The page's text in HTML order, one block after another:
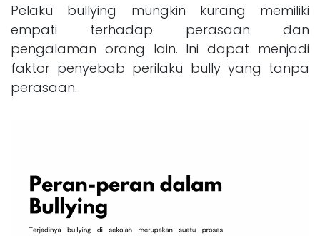
Pelaku bullying mungkin kurang memiliki
empati terhadap perasaan dan
pengalaman orang lain. Ini dapat menjadi
faktor penyebab perilaku bully yang tanpa
perasaan.